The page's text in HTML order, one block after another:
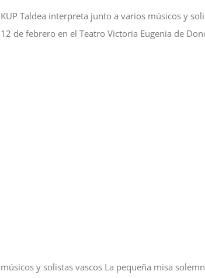
KUP Taldea interpreta junto a varios músicos y
12 de febrero en el Teatro Victoria Eugenia de
músicos y solistas vascos La pequeña misa